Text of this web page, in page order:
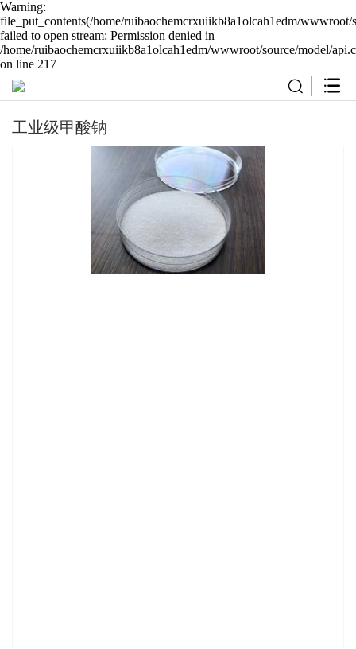
Warning:
file_put_contents(/home/ruibaochemcrxuiikb8a1olcah1edm/wwwroot/
failed to open stream: Permission denied in
/home/ruibaochemcrxuiikb8a1olcah1edm/wwwroot/source/model/
on line 217
工业级甲酸钠